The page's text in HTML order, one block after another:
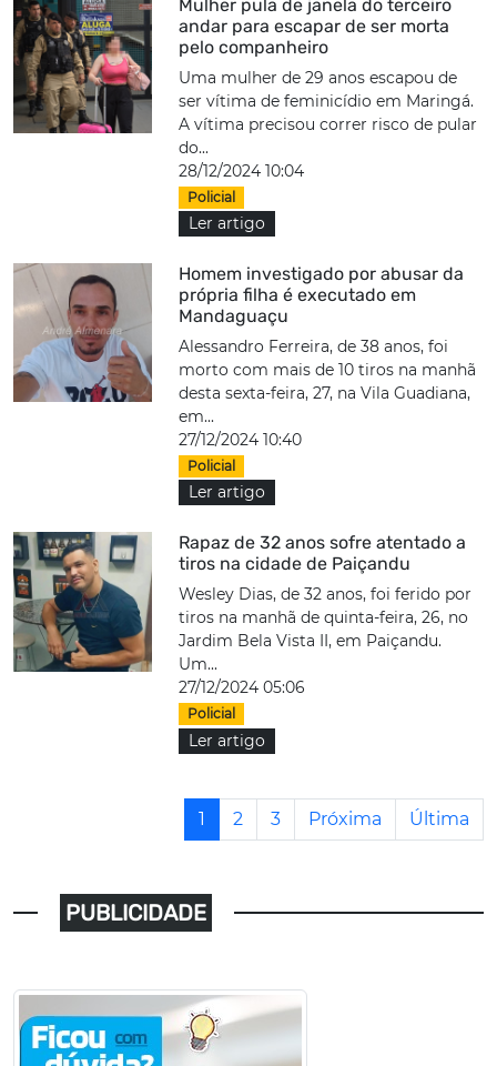
Mulher pula de janela do terceiro
andar para escapar de ser morta
pelo companheiro
Uma mulher de 29 anos escapou de
ser vítima de feminicídio em Maringá.
A vítima precisou correr risco de pular
do...
28/12/2024 10:04
Policial
Ler artigo
Homem investigado por abusar da
própria filha é executado em
Mandaguaçu
Alessandro Ferreira, de 38 anos, foi
morto com mais de 10 tiros na manhã
desta sexta-feira, 27, na Vila Guadiana,
em...
27/12/2024 10:40
Policial
Ler artigo
Rapaz de 32 anos sofre atentado a
tiros na cidade de Paiçandu
Wesley Dias, de 32 anos, foi ferido por
tiros na manhã de quinta-feira, 26, no
Jardim Bela Vista II, em Paiçandu.
Um...
27/12/2024 05:06
Policial
Ler artigo
1 2 3 Próxima Última
PUBLICIDADE